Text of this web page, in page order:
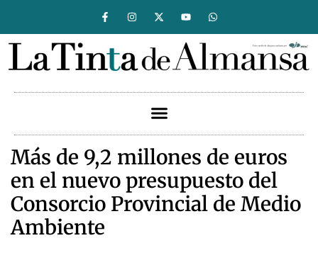
Más de 9,2 millones de euros
en el nuevo presupuesto del
Consorcio Provincial de Medio
Ambiente